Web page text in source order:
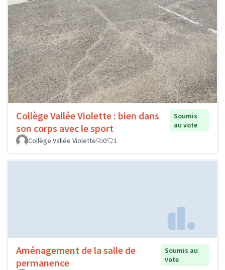
Collège Vallée Violette : bien dans
son corps avec le sport
Soumis
au vote
Collège Vallée Violette
0 1
Aménagement de la salle de
permanence
Soumis au
vote